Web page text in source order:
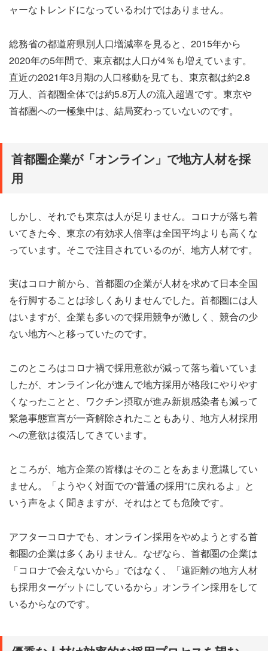
ャーなトレンドになっているわけではありません。
総務省の都道府県別人口増減率を見ると、2015年から
2020年の5年間で、東京都は人口が4％も増えています。
直近の2021年3月期の人口移動を見ても、東京都は約2.8
万人、首都圏全体では約5.8万人の流入超過です。東京や
首都圏への一極集中は、結局変わっていないのです。
首都圏企業が「オンライン」で地方人材を採
用
しかし、それでも東京は人が足りません。コロナが落ち着
いてきた今、東京の有効求人倍率は全国平均よりも高くな
っています。そこで注目されているのが、地方人材です。
実はコロナ前から、首都圏の企業が人材を求めて日本全国
を行脚することは珍しくありませんでした。首都圏には人
はいますが、企業も多いので採用競争が激しく、競合の少
ない地方へと移っていたのです。
このところはコロナ禍で採用意欲が減って落ち着いていま
したが、オンライン化が進んで地方採用が格段にやりやす
くなったことと、ワクチン摂取が進み新規感染者も減って
緊急事態宣言が一斉解除されたこともあり、地方人材採用
への意欲は復活してきています。
ところが、地方企業の皆様はそのことをあまり意識してい
ません。「ようやく対面での“普通の採用”に戻れるよ」と
いう声をよく聞きますが、それはとても危険です。
アフターコロナでも、オンライン採用をやめようとする首
都圏の企業は多くありません。なぜなら、首都圏の企業は
「コロナで会えないから」ではなく、「遠距離の地方人材
も採用ターゲットにしているから」オンライン採用をして
いるからなのです。